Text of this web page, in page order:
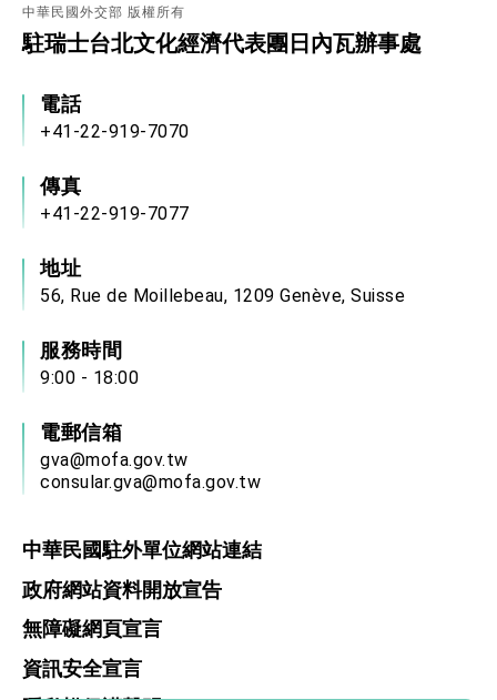
賴總統就職演說影片
總統重要談話
我國政府將在美國亞利桑納州設立「駐鳳凰城辦
中華民國外交部 版權所有
駐瑞士台北文化經濟代表團日內瓦辦事處
電話
+41-22-919-7070
傳真
+41-22-919-7077
地址
56, Rue de Moillebeau, 1209 Genève, Suisse
服務時間
9:00 - 18:00
電郵信箱
gva@mofa.gov.tw
consular.gva@mofa.gov.tw
中華民國駐外單位網站連結
政府網站資料開放宣告
無障礙網頁宣言
資訊安全宣言